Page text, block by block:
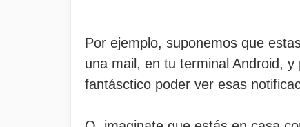
Por ejemplo, suponemos que
una mail, en tu terminal Android,
fantásctico poder ver esas